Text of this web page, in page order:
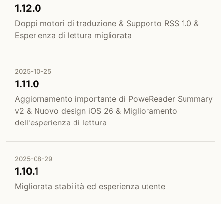
1.12.0
Doppi motori di traduzione & Supporto RSS 1.0 &
Esperienza di lettura migliorata
2025-10-25
1.11.0
Aggiornamento importante di PoweReader Summary
v2 & Nuovo design iOS 26 & Miglioramento
dell'esperienza di lettura
2025-08-29
1.10.1
Migliorata stabilità ed esperienza utente